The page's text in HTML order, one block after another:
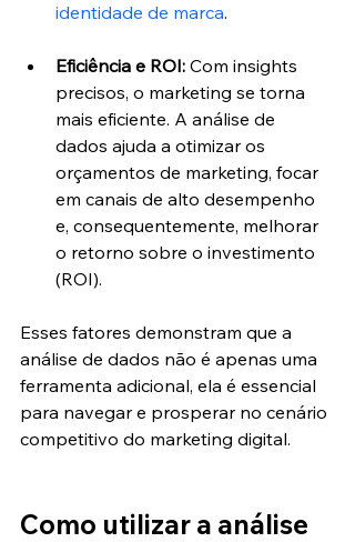
identidade de marca.
Eficiência e ROI: Com insights
precisos, o marketing se torna
mais eficiente. A análise de
dados ajuda a otimizar os
orçamentos de marketing, focar
em canais de alto desempenho
e, consequentemente, melhorar
o retorno sobre o investimento
(ROI).
Esses fatores demonstram que a
análise de dados não é apenas uma
ferramenta adicional, ela é essencial
para navegar e prosperar no cenário
competitivo do marketing digital.
Como utilizar a análise